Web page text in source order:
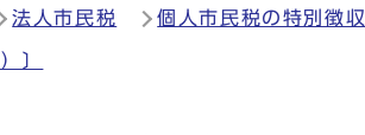
法人市民税 個人市民税の特別徴収
〕